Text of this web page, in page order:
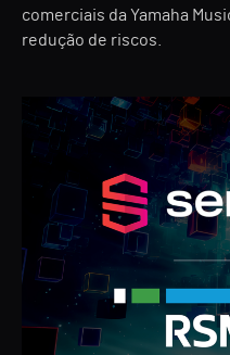
comerciais da Yamaha
redução de riscos.